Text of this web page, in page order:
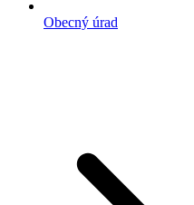
Obecný úrad